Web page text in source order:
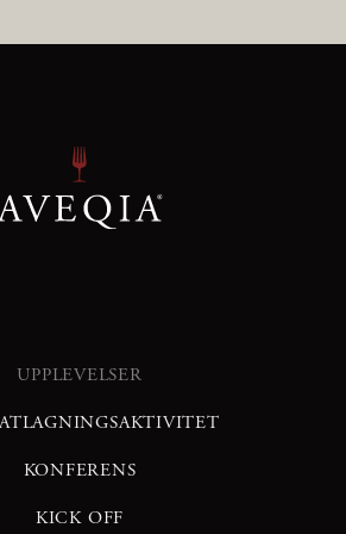
UPPLEVELSER
KONFERENS
KICK OFF